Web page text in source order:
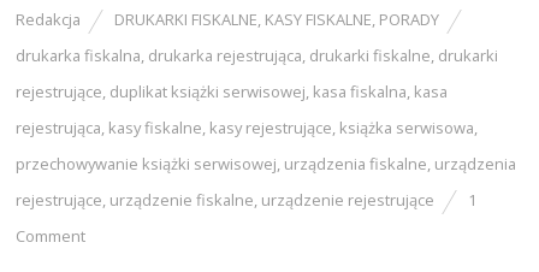
Redakcja DRUKARKI FISKALNE, KASY FISKALNE, PORADY
drukarka fiskalna, drukarka rejestrująca, drukarki fiskalne, drukarki
rejestrujące, duplikat książki serwisowej, kasa fiskalna, kasa
rejestrująca, kasy fiskalne, kasy rejestrujące, książka serwisowa,
przechowywanie książki serwisowej, urządzenia fiskalne, urządzenia
rejestrujące, urządzenie fiskalne, urządzenie rejestrujące
1
Comment